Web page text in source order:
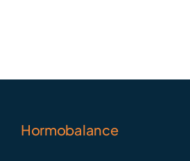
Hormobalance